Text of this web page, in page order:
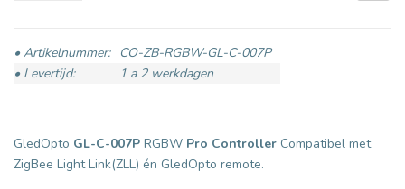
• Artikelnummer:
CO-ZB-RGBW-GL-C-007P
• Levertijd:
1 a 2 werkdagen
GledOpto GL-C-007P RGBW Pro Controller Compatibel met
ZigBee Light Link(ZLL) én GledOpto remote.